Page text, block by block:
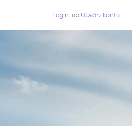
Login lub Utwórz konto